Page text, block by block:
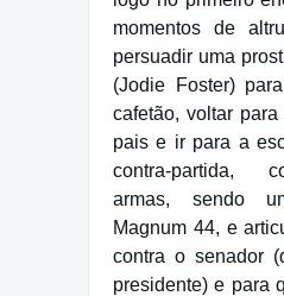
momentos de
persuadir uma
(Jodie Foster)
cafetão, voltar
pais e ir para a
contra-partida,
armas, sendo
Magnum 44, e
contra o senador
presidente) e para